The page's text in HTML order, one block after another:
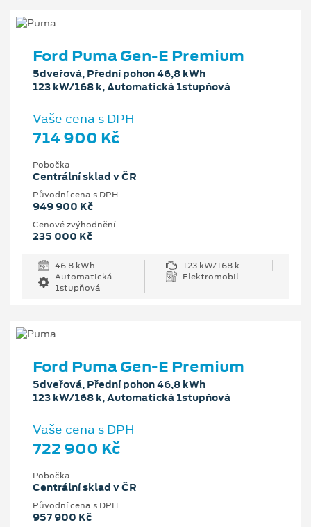
Ford Puma Gen-E Premium
5dveřová, Přední pohon 46,8 kWh
123 kW/168 k, Automatická 1stupňová
Vaše cena s DPH
714 900 Kč
Pobočka
Centrální sklad v ČR
Původní cena s DPH
949 900 Kč
Cenové zvýhodnění
235 000 Kč
46.8 kWh
123 kW/168 k
Automatická
1stupňová
Elektromobil
Ford Puma Gen-E Premium
5dveřová, Přední pohon 46,8 kWh
123 kW/168 k, Automatická 1stupňová
Vaše cena s DPH
722 900 Kč
Pobočka
Centrální sklad v ČR
Původní cena s DPH
957 900 Kč